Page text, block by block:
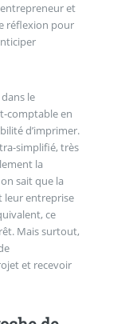
et
réflexion pour
le
comptable en
d’imprimer.
simplifié, très
la
sait que la
leur entreprise
ce
Mais surtout,
et recevoir